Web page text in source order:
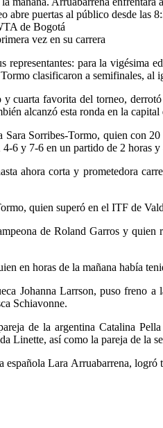
abre puertas al público desde las
de Bogotá
vez en su carrera
representantes: para la
clasificaron a semifinales,
cuarta favorita del torneo,
alcanzó esta ronda en la
Sorribes-Tormo, quien con
6 y 7-6 en un partido de 2 horas
ahora corta y prometedora
quien superó en el ITF de
de Roland Garros y
en horas de la mañana había
Johanna Larrson, puso freno
Schiavonne.
de la argentina Catalina
Linette, así como la pareja de la
Lara Arruabarrena,